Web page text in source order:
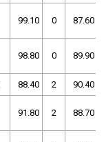
99.10 0 87.60
98.80 0 89.90
88.40 2 90.40
91.80 2 88.70